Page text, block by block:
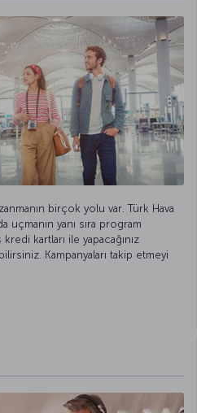
birçok yolu var. Türk Hava
uçmanın yanı sıra program
kartları ile yapacağınız
Kampanyaları takip etmeyi